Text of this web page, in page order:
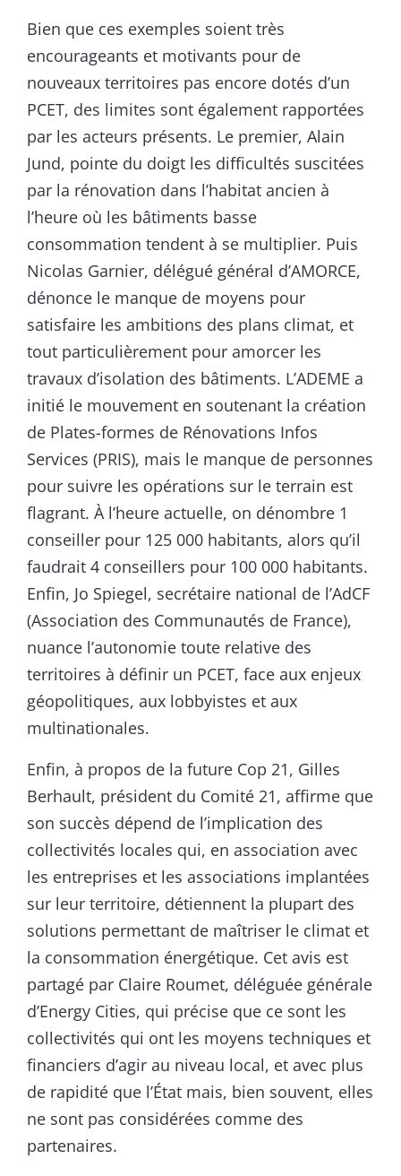
Bien que ces exemples soient très
encourageants et motivants pour de
nouveaux territoires pas encore dotés d’un
PCET, des limites sont également rapportées
par les acteurs présents. Le premier, Alain
Jund, pointe du doigt les difficultés suscitées
par la rénovation dans l’habitat ancien à
l’heure où les bâtiments basse
consommation tendent à se multiplier. Puis
Nicolas Garnier, délégué général d’AMORCE,
dénonce le manque de moyens pour
satisfaire les ambitions des plans climat, et
tout particulièrement pour amorcer les
travaux d’isolation des bâtiments. L’ADEME a
initié le mouvement en soutenant la création
de Plates-formes de Rénovations Infos
Services (PRIS), mais le manque de personnes
pour suivre les opérations sur le terrain est
flagrant. À l’heure actuelle, on dénombre 1
conseiller pour 125 000 habitants, alors qu’il
faudrait 4 conseillers pour 100 000 habitants.
Enfin, Jo Spiegel, secrétaire national de l’AdCF
(Association des Communautés de France),
nuance l’autonomie toute relative des
territoires à définir un PCET, face aux enjeux
géopolitiques, aux lobbyistes et aux
multinationales.
Enfin, à propos de la future Cop 21, Gilles
Berhault, président du Comité 21, affirme que
son succès dépend de l’implication des
collectivités locales qui, en association avec
les entreprises et les associations implantées
sur leur territoire, détiennent la plupart des
solutions permettant de maîtriser le climat et
la consommation énergétique. Cet avis est
partagé par Claire Roumet, déléguée générale
d’Energy Cities, qui précise que ce sont les
collectivités qui ont les moyens techniques et
financiers d’agir au niveau local, et avec plus
de rapidité que l’État mais, bien souvent, elles
ne sont pas considérées comme des
partenaires.